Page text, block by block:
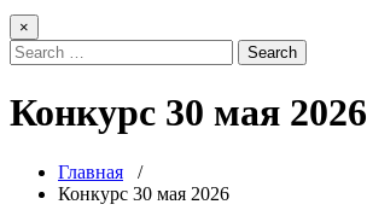
×
Конкурс 30 мая 2026
Главная /
Конкурс 30 мая 2026